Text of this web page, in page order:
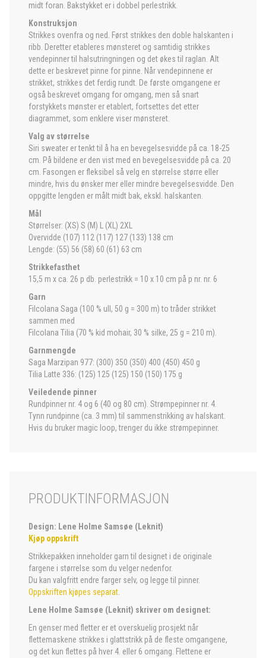
midt foran. Bakstykket er i dobbel perlestrikk.
Konstruksjon
Strikkes ovenfra og ned. Først strikkes den doble halskanten i
ribb. Deretter etableres mønsteret og samtidig strikkes
vendepinner til halsutringningen og det økes til raglan. Alt
dette er beskrevet pinne for pinne. Når vendepinnene er
strikket, strikkes det ferdig rundt. De første omgangene er
også beskrevet omgang for omgang, men så snart
forstykkets mønster er etablert, fortsettes det etter
diagrammet, som enklere viser mønsteret.
Valg av størrelse
Siri sweater er tenkt til å ha en bevegelsesvidde på ca. 18-25
cm. På bildene er den vist med en bevegelsesvidde på ca. 20
cm. Fasongen er fleksibel så velg en størrelse større eller
mindre, hvis du ønsker mer eller mindre bevegelsesvidde. Den
oppgitte lengden er målt midt bak, ekskl. halskanten.
Mål
Størrelser: (XS) S (M) L (XL) 2XL
Overvidde (107) 112 (117) 127 (133) 138 cm
Lengde: (55) 56 (58) 60 (61) 63 cm
Strikkefasthet
15,5 m x ca. 26 p db. perlestrikk = 10 x 10 cm på p nr. nr. 6
Garn
Filcolana Saga (100 % ull, 50 g = 300 m) to tråder strikket
sammen med
Filcolana Tilia (70 % kid mohair, 30 % silke, 25 g = 210 m).
Garnmengde
Saga Marzipan 977: (300) 350 (350) 400 (450) 450 g
Tilia Latte 336: (125) 125 (125) 150 (150) 175 g
Veiledende pinner
Rundpinner nr. 4 og 6 (40 og 80 cm). Strømpepinner nr. 4.
Tynn rundpinne (ca. 3 mm) til sammenstrikking av halskant.
Hvis du bruker magic loop, trenger du ikke strømpepinner.
PRODUKTINFORMASJON
Design: Lene Holme Samsøe (Leknit)
Kjøp oppskrift
Strikkepakken inneholder garn til designet i de originale
fargene i størrelse som du velger nedenfor.
Du kan valgfritt endre farger selv, og legge til pinner.
Oppskriften kjøpes separat
Lene Holme Samsøe (Leknit) skriver om designet:
En genser med fletter er et overskuelig prosjekt når
flettemaskene strikkes i glattstrikk på de fleste omgangene,
og det kun flettes på hver 4. eller 6 omgang. Flettene er